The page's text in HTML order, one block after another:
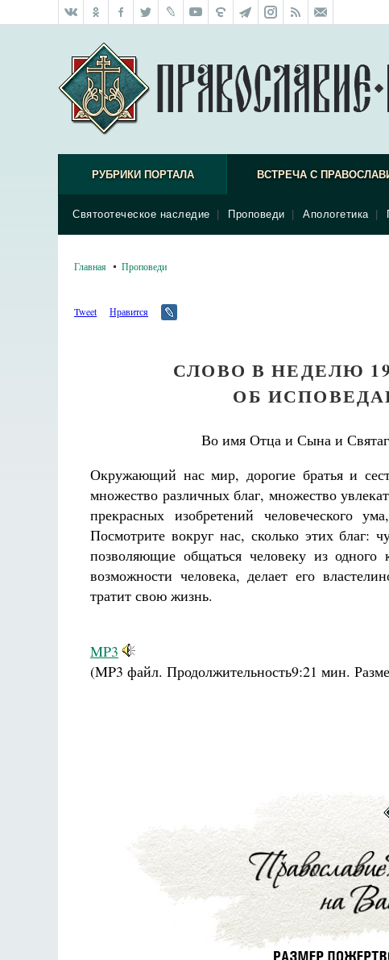
РУБРИКИ ПОРТАЛА ВСТРЕЧА С
Святоотеческое наследие Проповеди Апологетика
Главная Проповеди
Tweet Нравится
СЛОВО В НЕДЕЛЮ
ОБ
Во имя Отца и Сына и
Окружающий нас мир, дорогие братья и
множество различных благ, множество
прекрасных изобретений человеческого
Посмотрите вокруг нас, сколько этих благ:
позволяющие общаться человеку из
возможности человека, делает его
тратит свою жизнь.
MP3
(MP3 файл. Продолжительность9:21 мин.
Разлуки не будет
Фредерика де Грааф Как